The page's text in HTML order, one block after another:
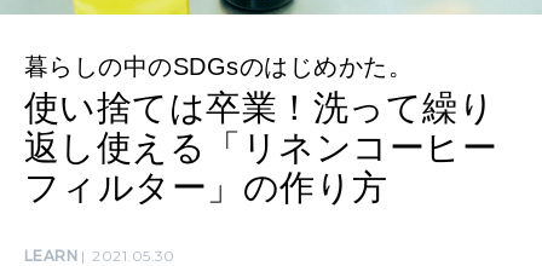
LEARN
MAMA
ママもいろいろ
暮らしの中のSDGsのはじめかた。
使い捨ては卒業！洗って繰り
返し使える「リネンコーヒー
フィルター」の作り方
LEARN 2021.05.30